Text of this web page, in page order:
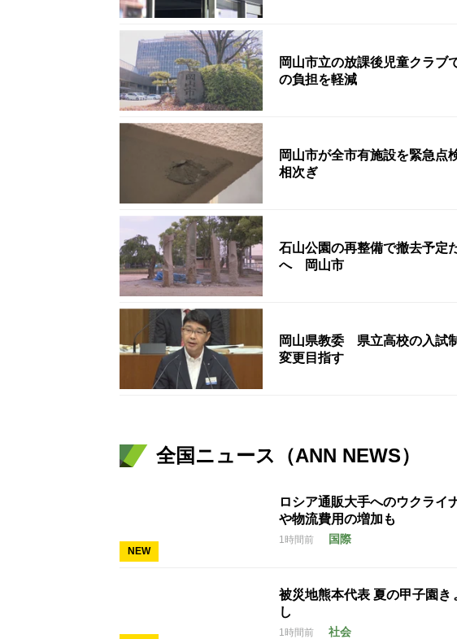
岡山市立の放課後児童クラ
の負担を軽減
岡山市が全市有施設を緊急
相次ぎ
石山公園の再整備で撤去予
へ 岡山市
岡山県教委 県立高校の入試
変更目指す
全国ニュース（ANN NEWS）
NEW
ロシア通販大手へのウクラ
や物流費用の増加も
1時間前 国際
被災地熊本代表 夏の甲子園
し
1時間前 社会